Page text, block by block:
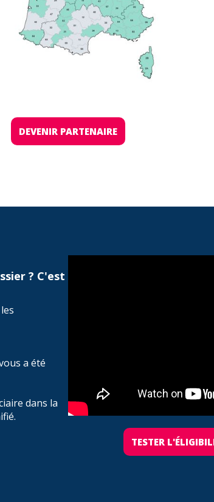
DEVENIR PARTENAIRE
a été
dans la
TESTER